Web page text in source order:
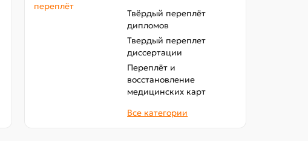
Твёрдый переплёт
дипломов
Твердый переплет
диссертации
Переплёт и
восстановление
медицинских карт
Все категории